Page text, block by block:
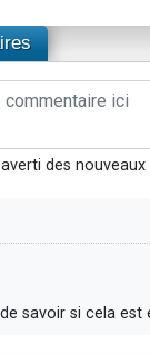
des
savoir si cela